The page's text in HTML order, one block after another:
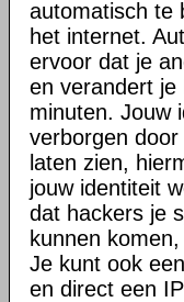
automatisch te
het internet.
ervoor dat je
en verandert je
minuten. Jouw
verborgen
laten zien,
jouw identiteit
dat hackers je
kunnen
Je kunt ook
en direct een